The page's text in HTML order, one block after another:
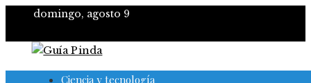
domingo, agosto 9
Ciencia y tecnología